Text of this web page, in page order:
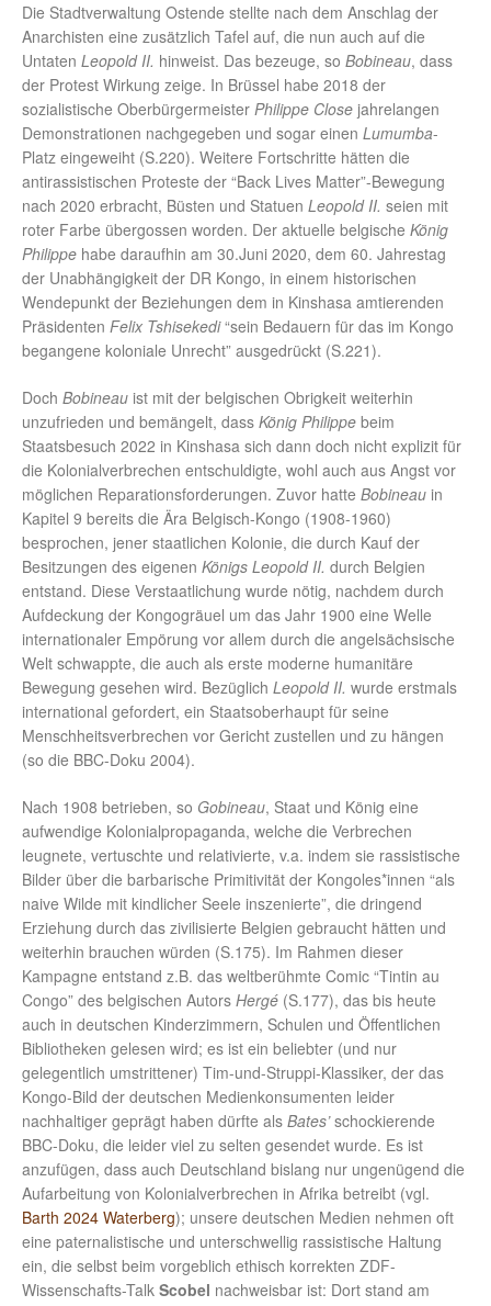
Die Stadtverwaltung Ostende stellte nach dem Anschlag der
Anarchisten eine zusätzlich Tafel auf, die nun auch auf die
Untaten Leopold II. hinweist. Das bezeuge, so Bobineau, dass
der Protest Wirkung zeige. In Brüssel habe 2018 der
sozialistische Oberbürgermeister Philippe Close jahrelangen
Demonstrationen nachgegeben und sogar einen Lumumba-
Platz eingeweiht (S.220). Weitere Fortschritte hätten die
antirassistischen Proteste der “Back Lives Matter”-Bewegung
nach 2020 erbracht, Büsten und Statuen Leopold II. seien mit
roter Farbe übergossen worden. Der aktuelle belgische König
Philippe habe daraufhin am 30.Juni 2020, dem 60. Jahrestag
der Unabhängigkeit der DR Kongo, in einem historischen
Wendepunkt der Beziehungen dem in Kinshasa amtierenden
Präsidenten Felix Tshisekedi“sein Bedauern für das im Kongo
begangene koloniale Unrecht” ausgedrückt (S.221).
Doch Bobineau ist mit der belgischen Obrigkeit weiterhin
unzufrieden und bemängelt, dass König Philippe beim
Staatsbesuch 2022 in Kinshasa sich dann doch nicht explizit für
die Kolonialverbrechen entschuldigte, wohl auch aus Angst vor
möglichen Reparationsforderungen. Zuvor hatte Bobineau in
Kapitel 9 bereits die Ära Belgisch-Kongo (1908-1960)
besprochen, jener staatlichen Kolonie, die durch Kauf der
Besitzungen des eigenen Königs Leopold II. durch Belgien
entstand. Diese Verstaatlichung wurde nötig, nachdem durch
Aufdeckung der Kongogräuel um das Jahr 1900 eine Welle
internationaler Empörung vor allem durch die angelsächsische
Welt schwappte, die auch als erste moderne humanitäre
Bewegung gesehen wird. Bezüglich Leopold II. wurde erstmals
international gefordert, ein Staatsoberhaupt für seine
Menschheitsverbrechen vor Gericht zustellen und zu hängen
(so die BBC-Doku 2004).
Nach 1908 betrieben, so Gobineau, Staat und König eine
aufwendige Kolonialpropaganda, welche die Verbrechen
leugnete, vertuschte und relativierte, v.a. indem sie rassistische
Bilder über die barbarische Primitivität der Kongoles*innen “als
naive Wilde mit kindlicher Seele inszenierte”, die dringend
Erziehung durch das zivilisierte Belgien gebraucht hätten und
weiterhin brauchen würden (S.175). Im Rahmen dieser
Kampagne entstand z.B. das weltberühmte Comic “Tintin au
Congo” des belgischen Autors Hergé (S.177), das bis heute
auch in deutschen Kinderzimmern, Schulen und Öffentlichen
Bibliotheken gelesen wird; es ist ein beliebter (und nur
gelegentlich umstrittener) Tim-und-Struppi-Klassiker, der das
Kongo-Bild der deutschen Medienkonsumenten leider
nachhaltiger geprägt haben dürfte als Bates’schockierende
BBC-Doku, die leider viel zu selten gesendet wurde. Es ist
anzufügen, dass auch Deutschland bislang nur ungenügend die
Aufarbeitung von Kolonialverbrechen in Afrika betreibt (vgl.
Barth 2024 Waterberg); unsere deutschen Medien nehmen oft
eine paternalistische und unterschwellig rassistische Haltung
ein, die selbst beim vorgeblich ethisch korrekten ZDF-
Wissenschafts-Talk Scobel nachweisbar ist: Dort stand am